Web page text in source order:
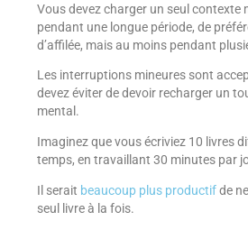
Vous devez charger un seul contexte
pendant une longue période, de
d’affilée, mais au moins pendant
Les interruptions mineures sont
devez éviter de devoir recharger un
mental.
Imaginez que vous écriviez 10 livres
temps, en travaillant 30 minutes par
Il serait beaucoup plus productifde
seul livre à la fois.